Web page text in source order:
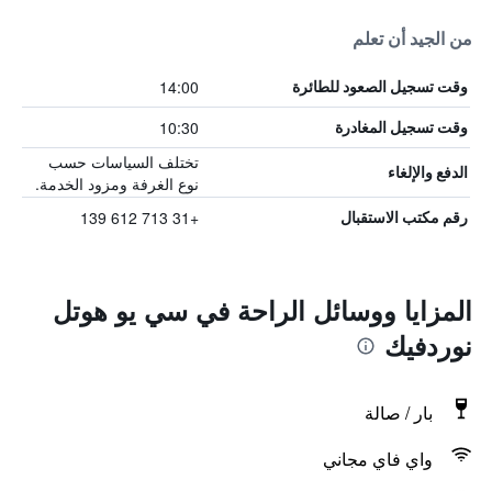
من الجيد أن تعلم
وقت تسجيل الصعود للطائرة 14:00
وقت تسجيل المغادرة 10:30
الدفع والإلغاء
تختلف السياسات حسب
نوع الغرفة ومزود الخدمة.
رقم مكتب الاستقبال +31 713 612 139
المزايا ووسائل الراحة في سي يو هوتل
نوردفيك
بار / صالة
واي فاي مجاني